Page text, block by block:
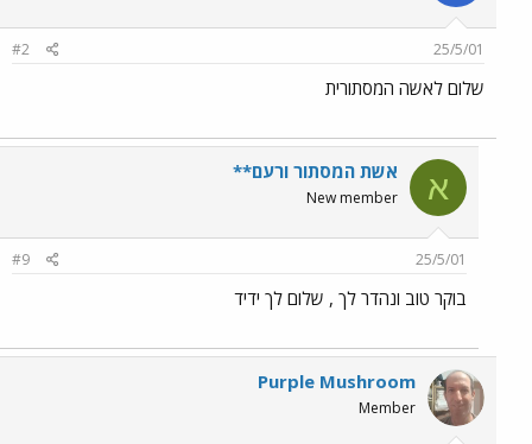
25/5/01
#2
שלום לאשה המסתורית
א אשת המסתור ורעם**
New member
25/5/01
#9
בוקר טוב ונהדר לך , שלום לך ידיד
Purple Mushroom
Member